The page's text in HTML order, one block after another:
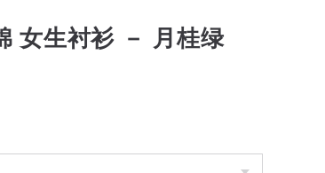
女生衬衫 － 月桂绿